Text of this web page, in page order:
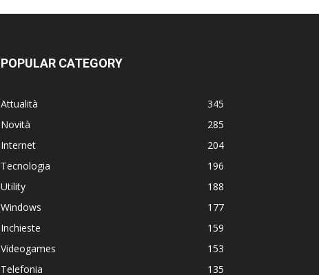
POPULAR CATEGORY
Attualità
345
Novità
285
Internet
204
Tecnologia
196
Utility
188
Windows
177
Inchieste
159
Videogames
153
Telefonia
135